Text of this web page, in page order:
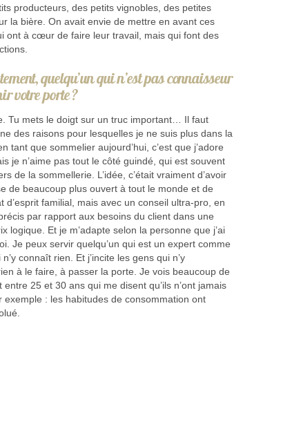
producteurs, des petits vignobles, des petites
la bière. On avait envie de mettre en avant ces
ont à cœur de faire leur travail, mais qui font des
quelqu’un qui n’est pas connaisseur
votre porte ?
Tu mets le doigt sur un truc important… Il faut
des raisons pour lesquelles je ne suis plus dans la
tant que sommelier aujourd’hui, c’est que j’adore
je n’aime pas tout le côté guindé, qui est souvent
de la sommellerie. L’idée, c’était vraiment d’avoir
de beaucoup plus ouvert à tout le monde et de
d’esprit familial, mais avec un conseil ultra-pro, en
par rapport aux besoins du client dans une
logique. Et je m’adapte selon la personne que j’ai
Je peux servir quelqu’un qui est un expert comme
n’y connaît rien. Et j’incite les gens qui n’y
à le faire, à passer la porte. Je vois beaucoup de
entre 25 et 30 ans qui me disent qu’ils n’ont jamais
exemple : les habitudes de consommation ont